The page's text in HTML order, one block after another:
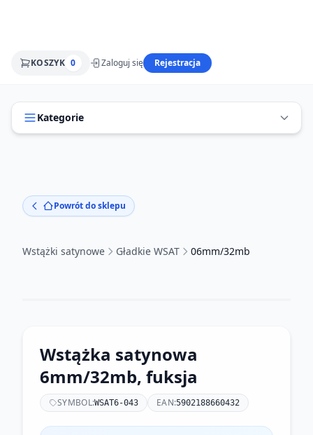
KOSZYK 0 Zaloguj się Rejestracja
Kategorie
Powrót do sklepu
Wstążki satynowe Gładkie WSAT 06mm/32mb
Wstążka satynowa
6mm/32mb, fuksja
SYMBOL:WSAT6-043 EAN:5902188660432